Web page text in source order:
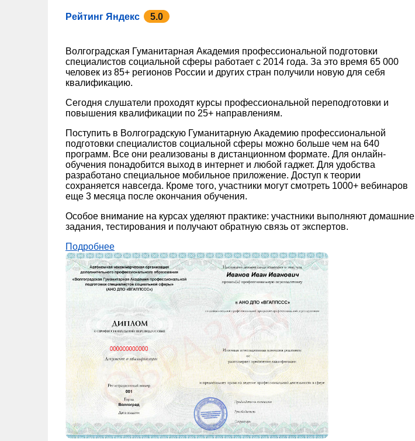
Рейтинг Яндекс 5.0
Волгоградская Гуманитарная Академия профессиональной подготовки
специалистов социальной сферы работает с 2014 года. За это время 65 000
человек из 85+ регионов России и других стран получили новую для себя
квалификацию.
Сегодня слушатели проходят курсы профессиональной переподготовки и
повышения квалификации по 25+ направлениям.
Поступить в Волгоградскую Гуманитарную Академию профессиональной
подготовки специалистов социальной сферы можно больше чем на 640
программ. Все они реализованы в дистанционном формате. Для онлайн-
обучения понадобится выход в интернет и любой гаджет. Для удобства
разработано специальное мобильное приложение. Доступ к теории
сохраняется навсегда. Кроме того, участники могут смотреть 1000+ вебинаров
еще 3 месяца после окончания обучения.
Особое внимание на курсах уделяют практике: участники выполняют домашние
задания, тестирования и получают обратную связь от экспертов.
Подробнее